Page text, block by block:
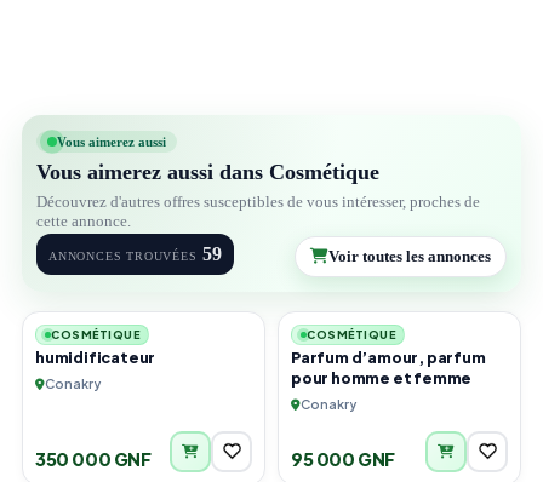
Vous aimerez aussi
Vous aimerez aussi dans Cosmétique
Découvrez d'autres offres susceptibles de vous intéresser, proches de
cette annonce.
ANNONCES TROUVÉES 59 Voir toutes les annonces
COSMÉTIQUE
humidificateur
Conakry
350 000 GNF
COSMÉTIQUE
Parfum d’amour, parfum
pour homme et femme
Conakry
95 000 GNF
1 2